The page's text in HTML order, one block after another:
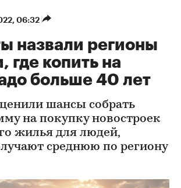
06:32
назвали регионы
где копить на
больше 40 лет
шансы собрать
на покупку новостроек
жилья для людей,
среднюю по региону